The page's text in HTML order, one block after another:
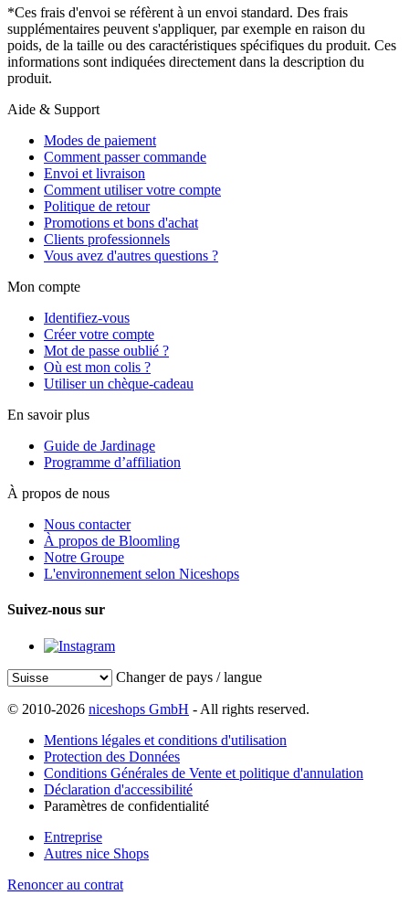
*Ces frais d'envoi se réfèrent à un envoi standard. Des frais
supplémentaires peuvent s'appliquer, par exemple en raison du
poids, de la taille ou des caractéristiques spécifiques du produit. Ces
informations sont indiquées directement dans la description du
produit.
Aide & Support
Modes de paiement
Comment passer commande
Envoi et livraison
Comment utiliser votre compte
Politique de retour
Promotions et bons d'achat
Clients professionnels
Vous avez d'autres questions ?
Mon compte
Identifiez-vous
Créer votre compte
Mot de passe oublié ?
Où est mon colis ?
Utiliser un chèque-cadeau
En savoir plus
Guide de Jardinage
Programme d’affiliation
À propos de nous
Nous contacter
À propos de Bloomling
Notre Groupe
L'environnement selon Niceshops
Suivez-nous sur
Changer de pays / langue
© 2010-2026 niceshops GmbH - All rights reserved.
Mentions légales et conditions d'utilisation
Protection des Données
Conditions Générales de Vente et politique d'annulation
Déclaration d'accessibilité
Paramètres de confidentialité
Entreprise
Autres nice Shops
Renoncer au contrat